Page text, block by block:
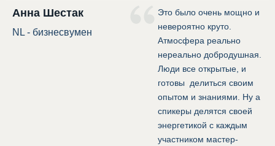
Анна Шестак
NL - бизнесвумен
Это было очень мощно и
невероятно круто.
Атмосфера реально
нереально добродушная.
Люди все открытые, и
готовы делиться своим
опытом и знаниями. Ну а
спикеры делятся своей
энергетикой с каждым
участником мастер-